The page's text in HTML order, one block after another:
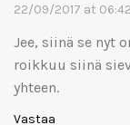
22/09/2017 at 06:42
Jee, siinä se nyt
roikkuu siinä
yhteen.
Vastaa